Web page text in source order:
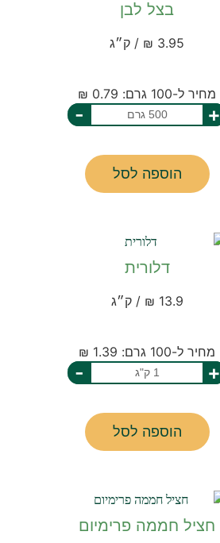
בצל לבן
3.95 ₪ / ק״ג
מחיר ל-100 גרם: 0.79 ₪
+
-
הוספה לסל
דלורית
13.9 ₪ / ק״ג
מחיר ל-100 גרם: 1.39 ₪
+
-
הוספה לסל
חציל חממה פרימיום